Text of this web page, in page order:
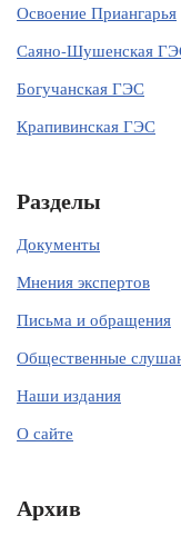
Освоение Приангарья
Саяно-Шушенская
Богучанская ГЭС
Крапивинская ГЭС
Разделы
Документы
Мнения экспертов
Письма и обращения
Общественные
Наши издания
О сайте
Архив